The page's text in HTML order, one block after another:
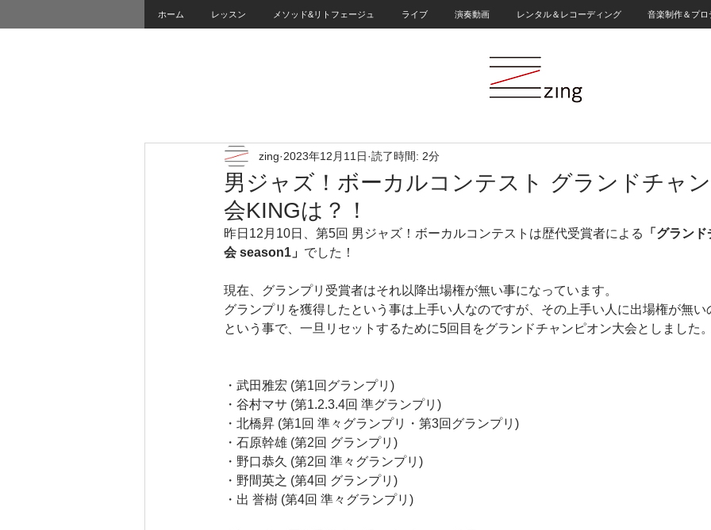
ホーム レッスン メソッド&リトフェージュ ライブ 演奏動画 レンタル＆レコーディング 音楽制作＆プロ
男ジャズ！ボーカルコンテスト グランドチャ
会KINGは？！
zing 2023年12月11日 読了時間: 2分
昨日12月10日、第5回 男ジャズ！ボーカルコンテストは歴代受賞者による
「グラン
会 season1」 でした！
現在、グランプリ受賞者はそれ以降出場権が無い事になっています。
グランプリを獲得したという事は上手い人なのですが、その上手い人に出場権が無い
という事で、一旦リセットするために5回目をグランドチャンピオン大会としました。
・武田雅宏 (第1回グランプリ)
・谷村マサ (第1.2.3.4回 準グランプリ)
・北橋昇 (第1回 準々グランプリ・第3回グランプリ)
・石原幹雄 (第2回 グランプリ)
・野口恭久 (第2回 準々グランプリ)
・野間英之 (第4回 グランプリ)
・出 誉樹 (第4回 準々グランプリ)